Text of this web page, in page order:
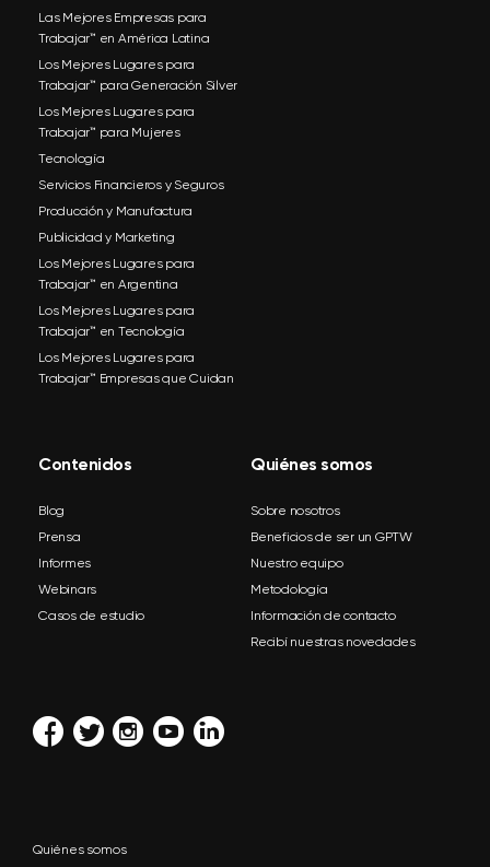
Las Mejores Empresas para
Trabajar™ en América Latina
Los Mejores Lugares para
Trabajar™ para Generación Silver
Los Mejores Lugares para
Trabajar™ para Mujeres
Tecnología
Servicios Financieros y Seguros
Producción y Manufactura
Publicidad y Marketing
Los Mejores Lugares para
Trabajar™ en Argentina
Los Mejores Lugares para
Trabajar™ en Tecnología
Los Mejores Lugares para
Trabajar™ Empresas que Cuidan
Contenidos
Blog
Prensa
Informes
Webinars
Casos de estudio
Quiénes somos
Sobre nosotros
Beneficios de ser un GPTW
Nuestro equipo
Metodología
Información de contacto
Recibí nuestras novedades
Quiénes somos